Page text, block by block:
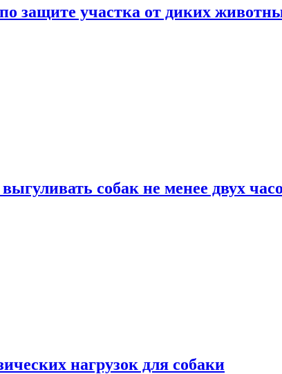
защите участка от диких
собак не менее двух
нагрузок для собаки